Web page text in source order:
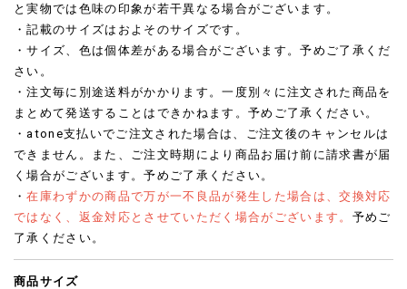
と実物では色味の印象が若干異なる場合がございます。
・記載のサイズはおよそのサイズです。
・サイズ、色は個体差がある場合がございます。予めご了承くだ
さい。
・注文毎に別途送料がかかります。一度別々に注文された商品を
まとめて発送することはできかねます。予めご了承ください。
・atone支払いでご注文された場合は、ご注文後のキャンセルは
できません。また、ご注文時期により商品お届け前に請求書が届
く場合がございます。予めご了承ください。
・在庫わずかの商品で万が一不良品が発生した場合は、交換対応
ではなく、返金対応とさせていただく場合がございます。 予めご
了承ください。
商品サイズ